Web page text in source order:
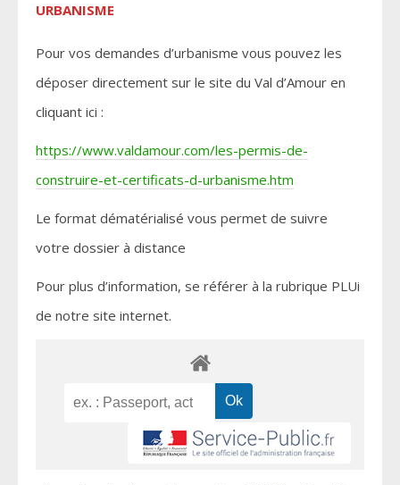
URBANISME
Pour vos demandes d’urbanisme vous pouvez les
déposer directement sur le site du Val d’Amour en
cliquant ici :
https://www.valdamour.com/les-permis-de-
construire-et-certificats-d-urbanisme.htm
Le format dématérialisé vous permet de suivre
votre dossier à distance
Pour plus d’information, se référer à la rubrique PLUi
de notre site internet.